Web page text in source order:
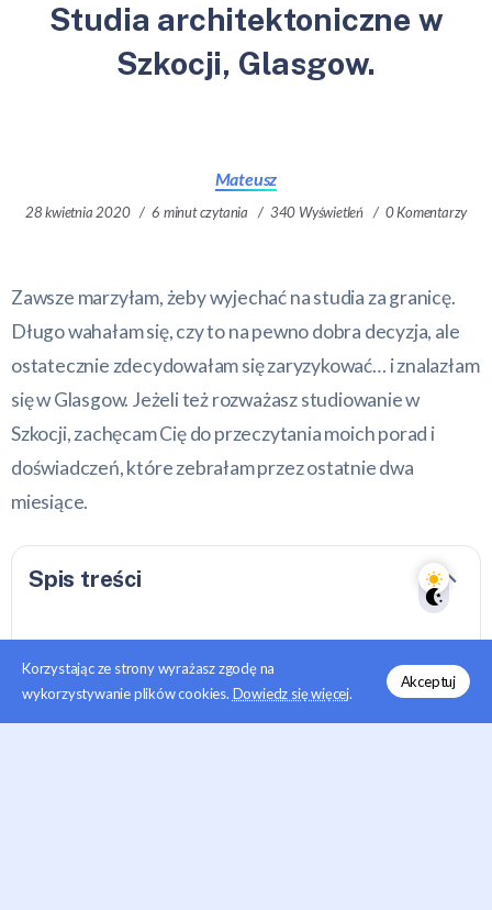
Studia architektoniczne w
Szkocji, Glasgow.
Mateusz
28 kwietnia 2020 6 minut czytania 340 Wyświetleń 0 Komentarzy
Zawsze marzyłam, żeby wyjechać na studia za granicę.
Długo wahałam się, czy to na pewno dobra decyzja, ale
ostatecznie zdecydowałam się zaryzykować… i znalazłam
się w Glasgow. Jeżeli też rozważasz studiowanie w
Szkocji, zachęcam Cię do przeczytania moich porad i
doświadczeń, które zebrałam przez ostatnie dwa
miesiące.
Spis treści
Jak wygląda proces rekrutacji na
architekturę zagranicą?
Korzystając ze strony wyrażasz zgodę na
wykorzystywanie plików cookies. Dowiedz się więcej.
Akceptuj